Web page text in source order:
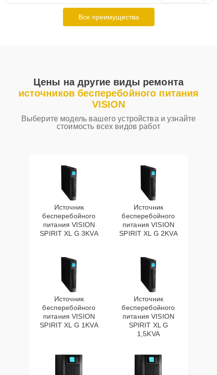
Все преимущества
Цены на другие виды ремонта
источников бесперебойного питания
VISION
Выберите модель вашего устройства и узнайте
стоимость всех видов работ
Источник
бесперебойного
питания VISION
SPIRIT XL G 3KVA
Источник
бесперебойного
питания VISION
SPIRIT XL G 2KVA
Источник
бесперебойного
питания VISION
SPIRIT XL G 1KVA
Источник
бесперебойного
питания VISION
SPIRIT XL G
1,5KVA